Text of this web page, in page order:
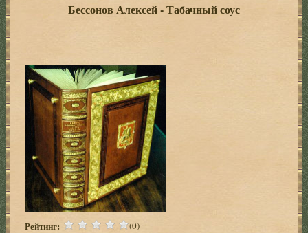
Бессонов Алексей - Табачный соус
Рейтинг: (0)